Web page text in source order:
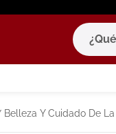
¿Qué
Belleza Y Cuidado De La
1 .